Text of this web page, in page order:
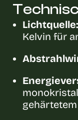
Lichtquelle:
Kelvin für
gehärtetem